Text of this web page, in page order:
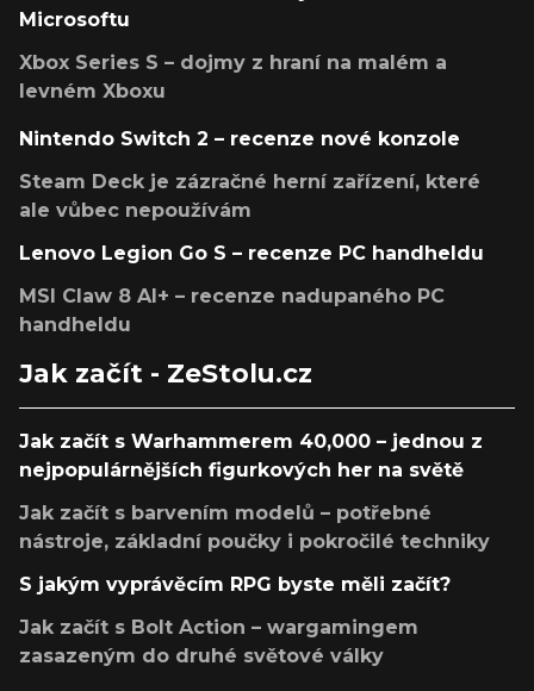
Microsoftu
Xbox Series S – dojmy z hraní na malém a
levném Xboxu
Nintendo Switch 2 – recenze nové konzole
Steam Deck je zázračné herní zařízení, které
ale vůbec nepoužívám
Lenovo Legion Go S – recenze PC handheldu
MSI Claw 8 AI+ – recenze nadupaného PC
handheldu
Jak začít - ZeStolu.cz
Jak začít s Warhammerem 40,000 – jednou z
nejpopulárnějších figurkových her na světě
Jak začít s barvením modelů – potřebné
nástroje, základní poučky i pokročilé techniky
S jakým vyprávěcím RPG byste měli začít?
Jak začít s Bolt Action – wargamingem
zasazeným do druhé světové války